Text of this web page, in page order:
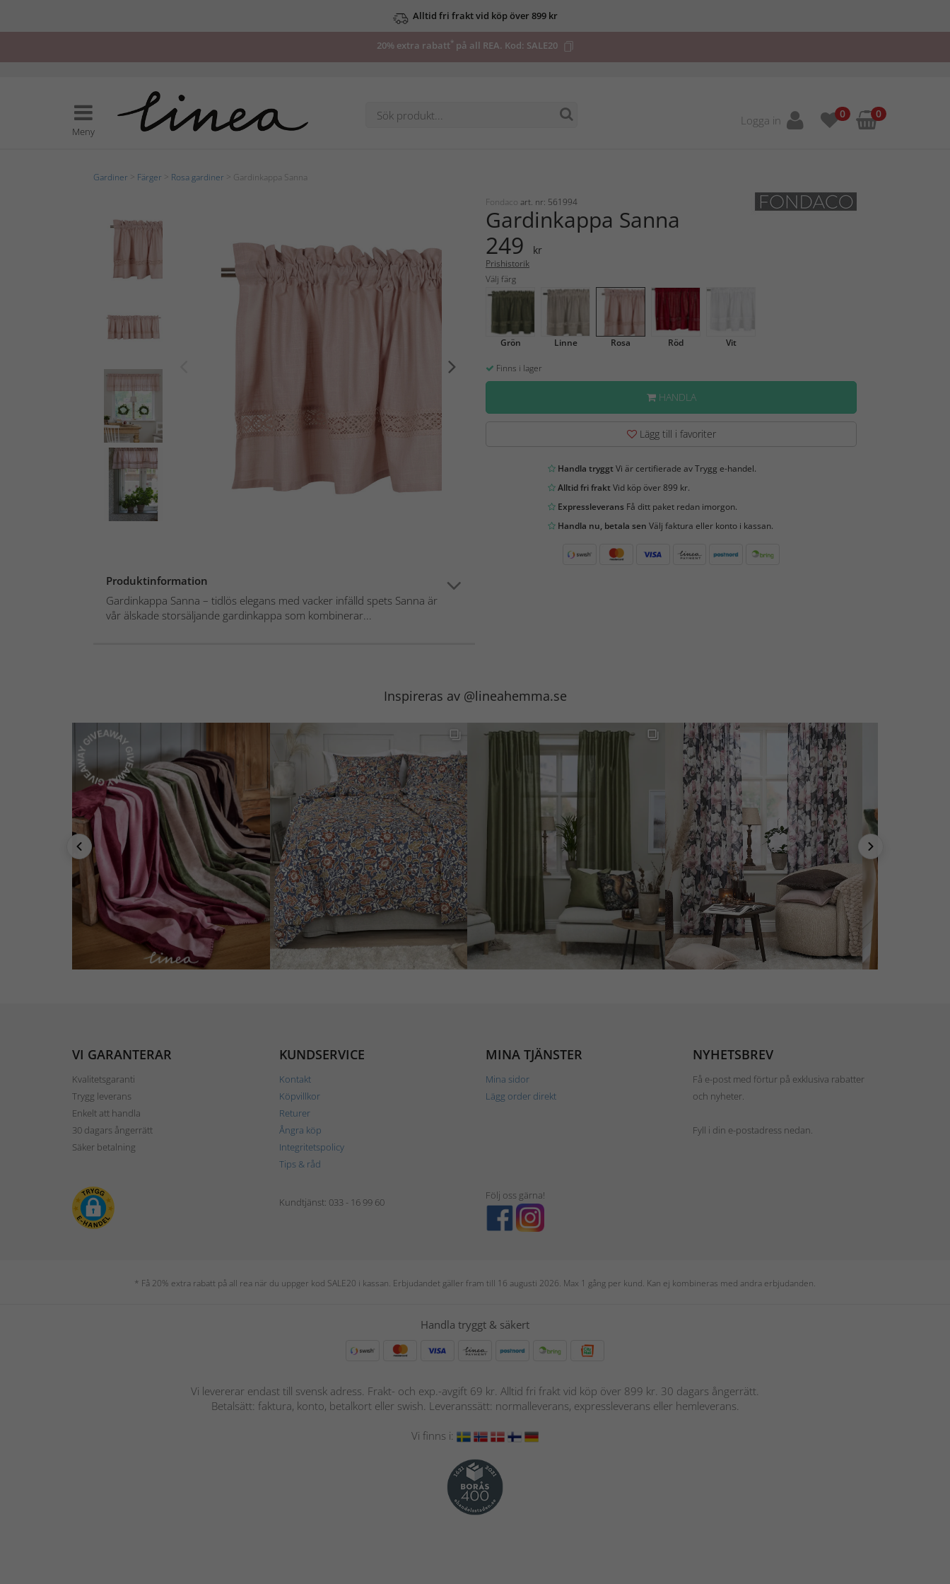
Alltid fri frakt vid köp över 899 kr
20% extra rabatt*på all REA. Kod: SALE20
Meny
Logga in 0 0
Gardiner Färger Rosa gardiner > Gardinkappa Sanna
Produktinformation
Gardinkappa Sanna – tidlös elegans med vacker infälld spets Sanna är
vår älskade storsäljande gardinkappa som kombinerar...
Fondaco art. nr: 561994
Gardinkappa Sanna
249 kr
Prishistorik
Välj färg
Grön Linne Rosa Röd Vit
Finns i lager
HANDLA
Lägg till i favoriter
Handla tryggtVi är certifierade av Trygg e-handel.
Alltid fri fraktVid köp över 899 kr.
ExpressleveransFå ditt paket redan imorgon.
Handla nu, betala sen Välj faktura eller konto i kassan.
Inspireras av @lineahemma.se
VI GARANTERAR
Kvalitetsgaranti
Trygg leverans
Enkelt att handla
30 dagars ångerrätt
Säker betalning
KUNDSERVICE
Kontakt
Köpvillkor
Returer
Ångra köp
Integritetspolicy
Tips & råd
MINA TJÄNSTER
Mina sidor
Lägg order direkt
NYHETSBREV
Få e-post med förtur på exklusiva rabatter
och nyheter.
Fyll i din e-postadress nedan.
Kundtjänst: 033 - 16 99 60
Följ oss gärna!
* Få 20% extra rabatt på all rea när du uppger kod SALE20 i kassan. Erbjudandet gäller fram till 16 augusti 2026. Max 1 gång per kund. Kan ej kombineras med andra erbjudanden.
Handla tryggt & säkert
Vi levererar endast till svensk adress. Frakt- och exp.-avgift 69 kr. Alltid fri frakt vid köp över 899 kr. 30 dagars ångerrätt.
Betalsätt: faktura, konto, betalkort eller swish. Leveranssätt: normalleverans, expressleverans eller hemleverans.
Vi finns i: